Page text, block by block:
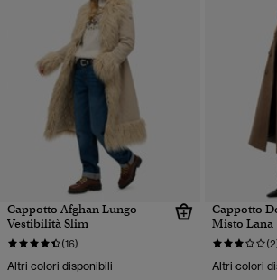
Cappotto Afghan Lungo
Vestibilità Slim
(16)
Altri colori disponibili
Cappotto
Misto Lana
Altri colori